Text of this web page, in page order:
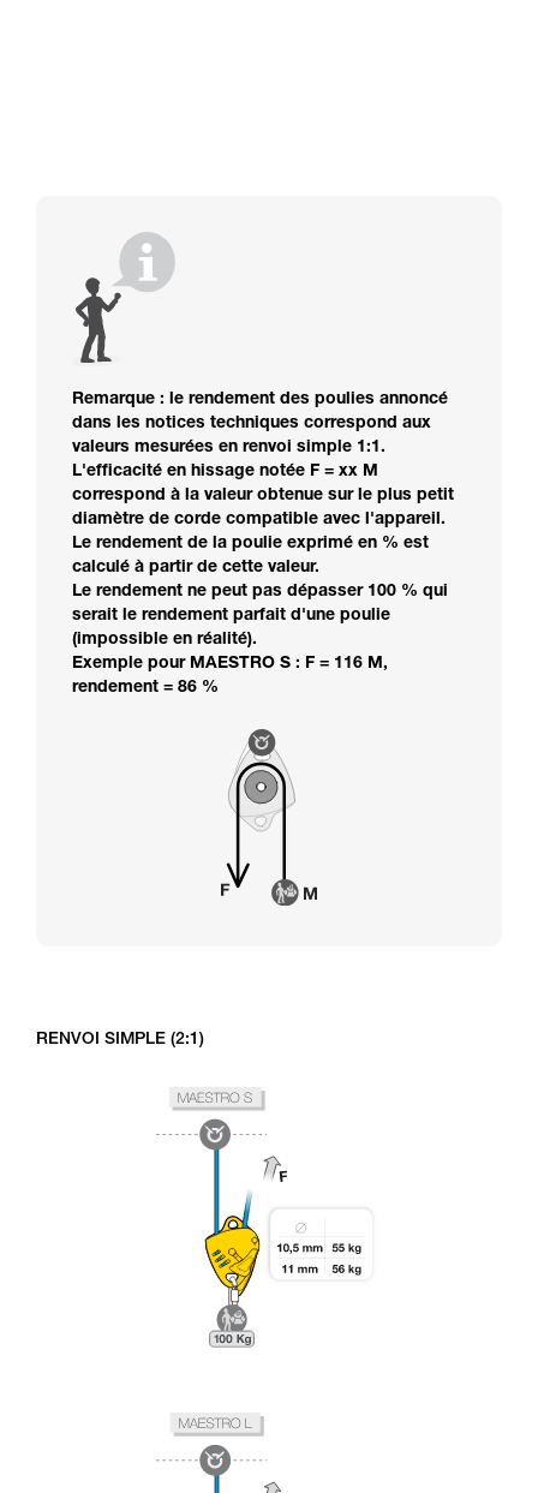
Remarque : le rendement des poulies annoncé
dans les notices techniques correspond aux
valeurs mesurées en renvoi simple 1:1.
L'efficacité en hissage notée F = xx M
correspond à la valeur obtenue sur le plus petit
diamètre de corde compatible avec l'appareil.
Le rendement de la poulie exprimé en % est
calculé à partir de cette valeur.
Le rendement ne peut pas dépasser 100 % qui
serait le rendement parfait d'une poulie
(impossible en réalité).
Exemple pour MAESTRO S : F = 116 M,
rendement = 86 %
RENVOI SIMPLE (2:1)